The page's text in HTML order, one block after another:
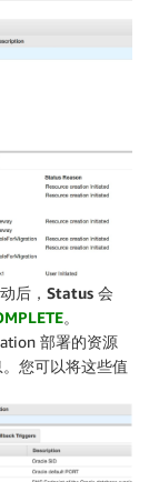
后， Status 会
。
部署的资源
您可以将这些值